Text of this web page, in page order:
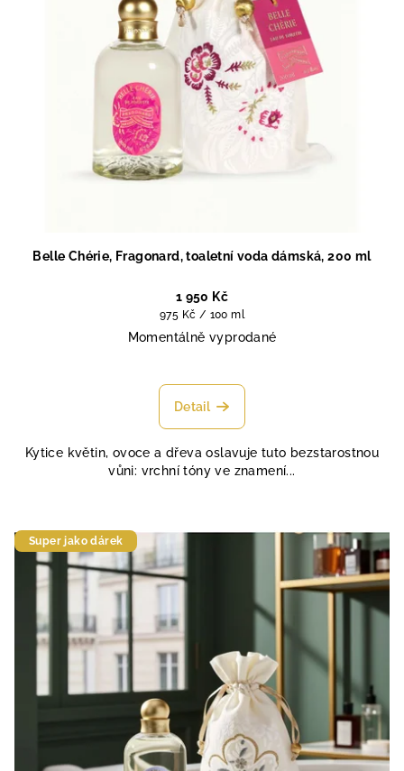
Belle Chérie, Fragonard, toaletní voda dámská, 200 ml
1 950 Kč
Měrná
cena:
975 Kč / 100 ml
Momentálně vyprodané
hodnocení
produktu
z
5
Detail
Kytice květin, ovoce a dřeva oslavuje tuto bezstarostnou
vůni: vrchní tóny ve znamení...
Super jako dárek